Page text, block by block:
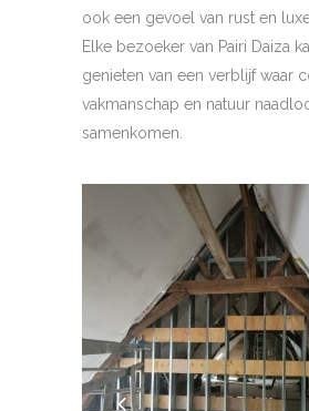
ook een gevoel van rust en
Elke bezoeker van Pairi Daiza
genieten van een verblijf waar
vakmanschap en natuur
samenkomen.